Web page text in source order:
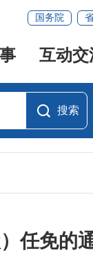
国务院
互动交
搜索
任免的